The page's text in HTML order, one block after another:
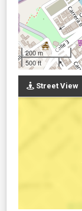
200 m
500 ft
Street View